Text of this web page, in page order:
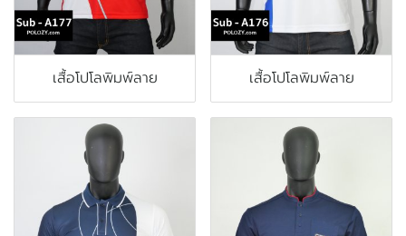
เสื้อโปโลพิมพ์ลาย เสื้อโปโลพิมพ์ลาย